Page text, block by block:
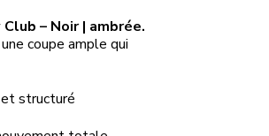
– Noir | ambrée.
coupe ample qui
structuré